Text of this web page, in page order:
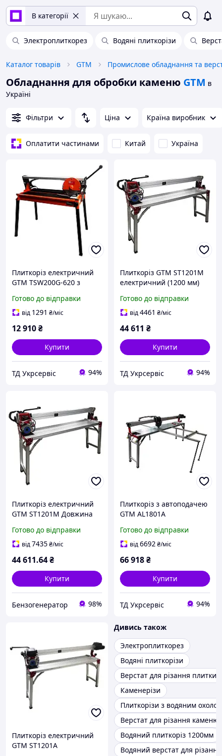
В категорії
Электроплиткорез Водяні плиткорізи
Каталог товарів GTM
Обладнання для обробки каменю GTM в
Україні
Фільтри Ціна Країна виробник
Оплатити частинами Китай Україна
Плиткоріз електричний
GTM TSW200G-620 з
(TSW200G-620GTM)
Готово до відправки
від 1291 ₴/міс
12 910₴
Купити
ТД Укрсервіс 94%
Плиткоріз GTM ST1201M
електричний (1200 мм)
Готово до відправки
від4461 ₴/міс
44 611 ₴
Купити
ТД Укрсервіс 94%
Плиткоріз електричний
GTM ST1201M Довжина
120 мм 1750 Вт Нахил 45
град
Готово до відправки
від7435₴/міс
44 611.64₴
Купити
Бензогенератор 98%
Плиткоріз з автоподачею
GTM AL1801A
Готово до відправки
від6692₴/міс
66 918₴
Купити
ТД Укрсервіс 94%
Плиткоріз електричний
GTM ST1201A
Дивись також
Электроплиткорез
Водяні плиткорізи
Верстат для різання плитки
Каменерізи
Плиткорізи з водяним
Верстат для різання каменю
Водяний плиткоріз 1200мм
Водяний верстат для